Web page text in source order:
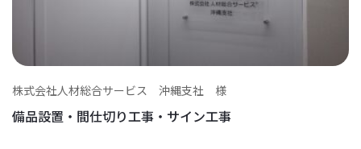
株式会社人材総合サービス 沖縄支社 様
備品設置・間仕切り工事・サイン工事